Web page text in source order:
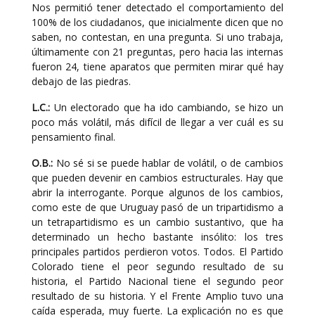
Nos permitió tener detectado el comportamiento del
100% de los ciudadanos, que inicialmente dicen que no
saben, no contestan, en una pregunta. Si uno trabaja,
últimamente con 21 preguntas, pero hacia las internas
fueron 24, tiene aparatos que permiten mirar qué hay
debajo de las piedras.
L.C.: Un electorado que ha ido cambiando, se hizo un
poco más volátil, más difícil de llegar a ver cuál es su
pensamiento final.
O.B.: No sé si se puede hablar de volátil, o de cambios
que pueden devenir en cambios estructurales. Hay que
abrir la interrogante. Porque algunos de los cambios,
como este de que Uruguay pasó de un tripartidismo a
un tetrapartidismo es un cambio sustantivo, que ha
determinado un hecho bastante insólito: los tres
principales partidos perdieron votos. Todos. El Partido
Colorado tiene el peor segundo resultado de su
historia, el Partido Nacional tiene el segundo peor
resultado de su historia. Y el Frente Amplio tuvo una
caída esperada, muy fuerte. La explicación no es que